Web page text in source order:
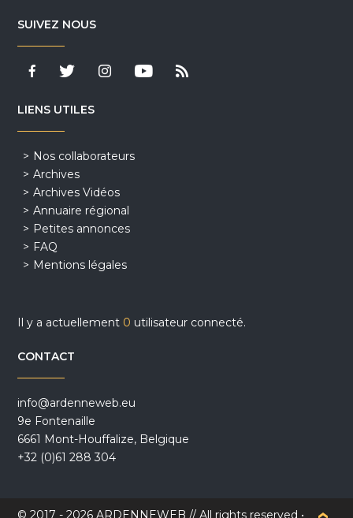
SUIVEZ NOUS
LIENS UTILES
Nos collaborateurs
Archives
Archives Vidéos
Annuaire régional
Petites annonces
FAQ
Mentions légales
Il y a actuellement 0 utilisateur connecté.
CONTACT
info@ardenneweb.eu
9e Fontenaille
6661 Mont-Houffalize, Belgique
+32 (0)61 288 304
© 2017 - 2026 ARDENNEWEB // All rights reserved •